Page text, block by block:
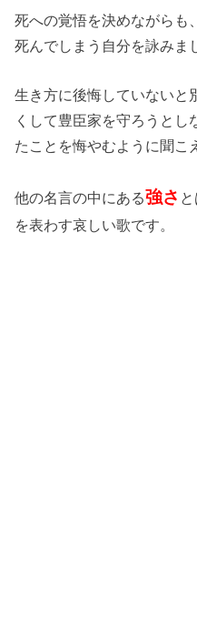
死への覚悟を決めながらも
死んでしまう自分を詠みま
生き方に後悔していないと
くして豊臣家を守ろうとし
たことを悔やむように聞こ
他の名言の中にある強さ
を表わす哀しい歌です。